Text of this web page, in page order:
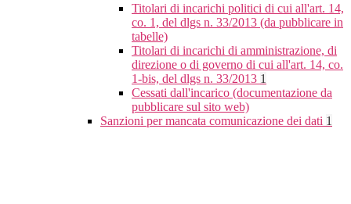
Titolari di incarichi politici di cui all'art. 14,
co. 1, del dlgs n. 33/2013 (da pubblicare in
tabelle)
Titolari di incarichi di amministrazione, di
direzione o di governo di cui all'art. 14, co.
1-bis, del dlgs n. 33/2013 1
Cessati dall'incarico (documentazione da
pubblicare sul sito web)
Sanzioni per mancata comunicazione dei dati 1